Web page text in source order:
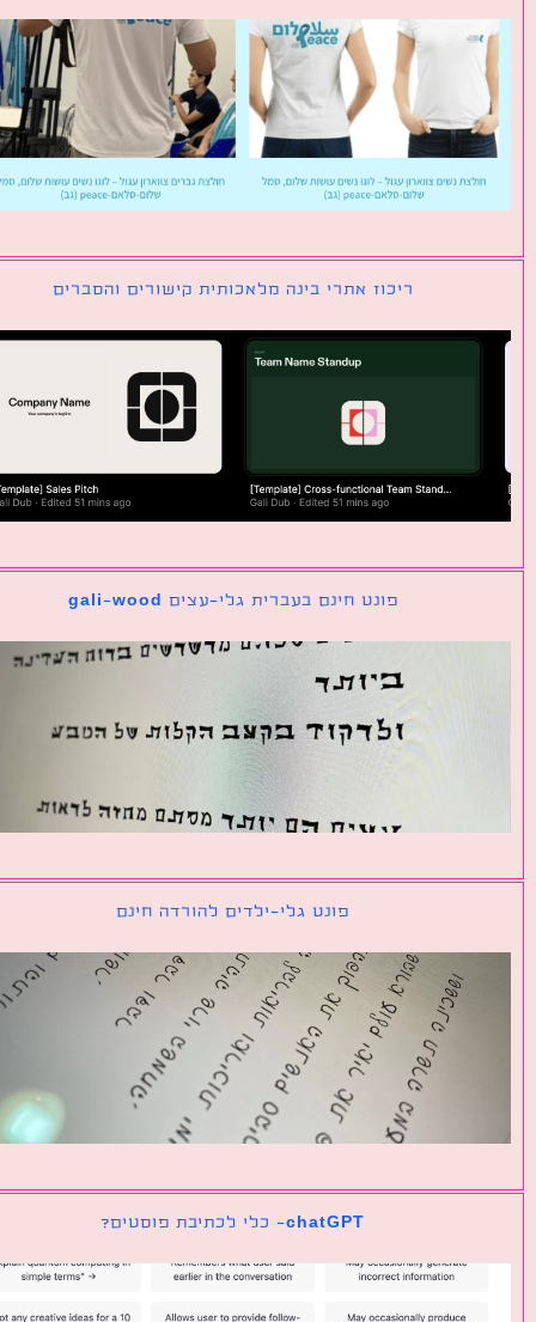
ריכוז אתרי בינה מלאכותית קישורים והסברים
פונט חינם בעברית גלי-עצים gali-wood
פונט גלי-ילדים להורדה חינם
chatGPT- כלי לכתיבת פוסטים?